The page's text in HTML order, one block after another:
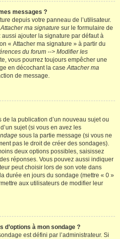
messages ?
depuis votre panneau de l’utilisateur.
Attacher ma signature sur le formulaire de
ajouter la signature par défaut à
« Attacher ma signature » à partir du
du forum --> Modifier les
vous pourrez toujours empêcher une
en décochant la caseAttacher ma
de message.
de la publication d’un nouveau sujet ou
sujet (si vous en avez les
sous la partie message (si vous ne
pas le droit de créer des sondages).
deux options possibles, saisissez
réponses. Vous pouvez aussi indiquer
peut choisir lors de son vote dans
durée en jours du sondage (mettre « 0 »
aux utilisateurs de modifier leur
d’options à mon sondage ?
est défini par l’administrateur. Si